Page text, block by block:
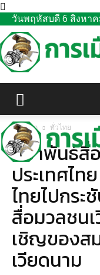
วันพฤหัสบดี 6 สิงหาค
หน้าแรก ทั่วไทย
สมาพันธ์สื่
ประเทศไ
ไทยไปกร
สื่อมวลชน
เชิญของส
เวียดนาม